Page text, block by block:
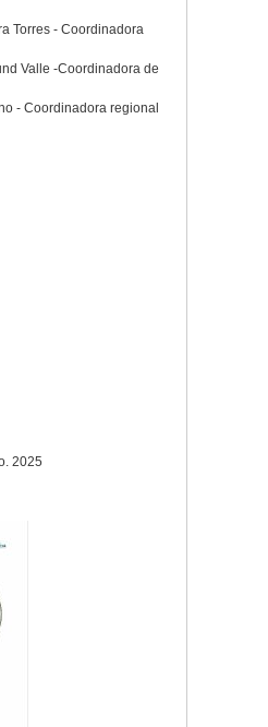
Torres - Coordinadora
Valle -Coordinadora de
- Coordinadora regional
2025